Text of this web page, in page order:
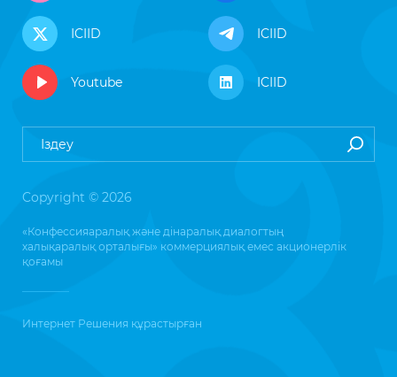
ICIID ICIID
Youtube ICIID
Copyright © 2026
«Конфессияаралық және дінаралық диалогтың
халықаралық орталығы» коммерциялық емес акционерлік
қоғамы
Интернет Решения құрастырған